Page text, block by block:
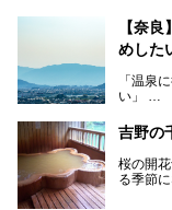
果だけ
待でき
オスス
【奈
めした
「温泉
い」
そんな
お宿に
まとま
吉野の
桜の開
る季節